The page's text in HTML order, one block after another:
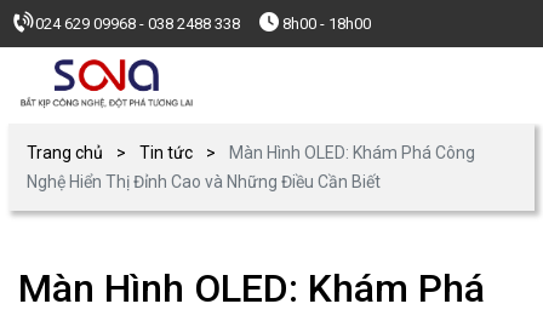
024 629 09968 - 038 2488 338 8h00 - 18h00
Trang chủ Tin tức
Màn Hình OLED: Khám Phá Công
Nghệ Hiển Thị Đỉnh Cao và Những Điều Cần Biết
Màn Hình OLED: Khám Phá